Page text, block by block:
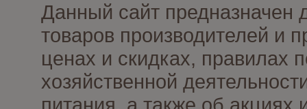
Данный сайт предназначен
товаров производителей и
ценах и скидках, правилах
хозяйственной